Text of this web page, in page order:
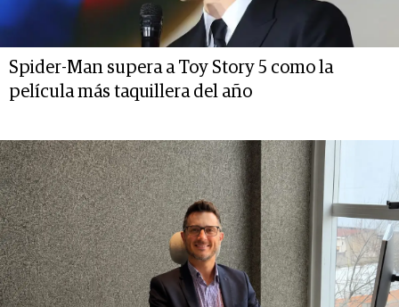
Spider-Man supera a Toy Story 5 como la
película más taquillera del año